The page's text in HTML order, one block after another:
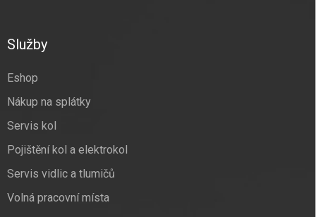
Služby
Eshop
Nákup na splátky
Servis kol
Pojištění kol a elektrokol
Servis vidlic a tlumičů
Volná pracovní místa